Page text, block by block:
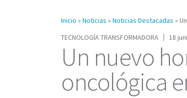
Inicio » Noticias » Noticias Destacadas »
TECNOLOGÍA TRANSFORMADORA
18
Un nuevo
oncológica